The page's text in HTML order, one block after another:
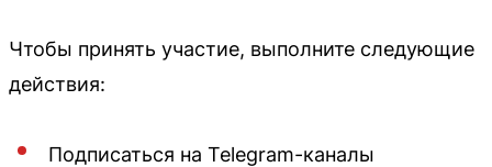
Чтобы принять участие, выполните следующие
действия:
Подписаться на Telegram-каналы